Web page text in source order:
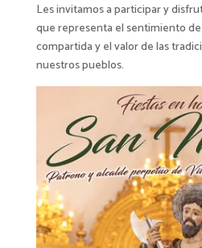
Les invitamos a participar y
que representa el sentimiento
compartida y el valor de las
nuestros pueblos.